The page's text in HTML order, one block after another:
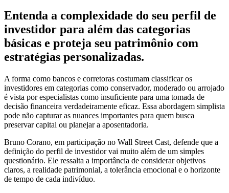
Entenda a complexidade do seu perfil de
investidor para além das categorias
básicas e proteja seu patrimônio com
estratégias personalizadas.
A forma como bancos e corretoras costumam classificar os
investidores em categorias como conservador, moderado ou arrojado
é vista por especialistas como insuficiente para uma tomada de
decisão financeira verdadeiramente eficaz. Essa abordagem simplista
pode não capturar as nuances importantes para quem busca
preservar capital ou planejar a aposentadoria.
Bruno Corano, em participação no Wall Street Cast, defende que a
definição do perfil de investidor vai muito além de um simples
questionário. Ele ressalta a importância de considerar objetivos
claros, a realidade patrimonial, a tolerância emocional e o horizonte
de tempo de cada indivíduo.